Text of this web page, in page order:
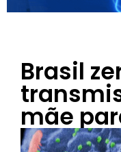
Brasil
mãe